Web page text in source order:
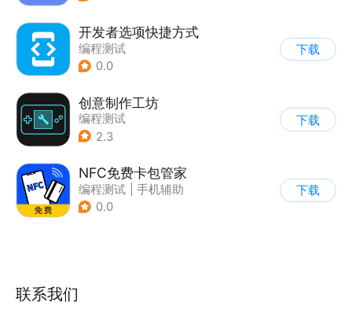
开发者选项快捷方式
编程测试
0.0
下载
创意制作工坊
编程测试
2.3
下载
NFC免费卡包管家
编程测试
手机辅助
0.0
下载
联系我们